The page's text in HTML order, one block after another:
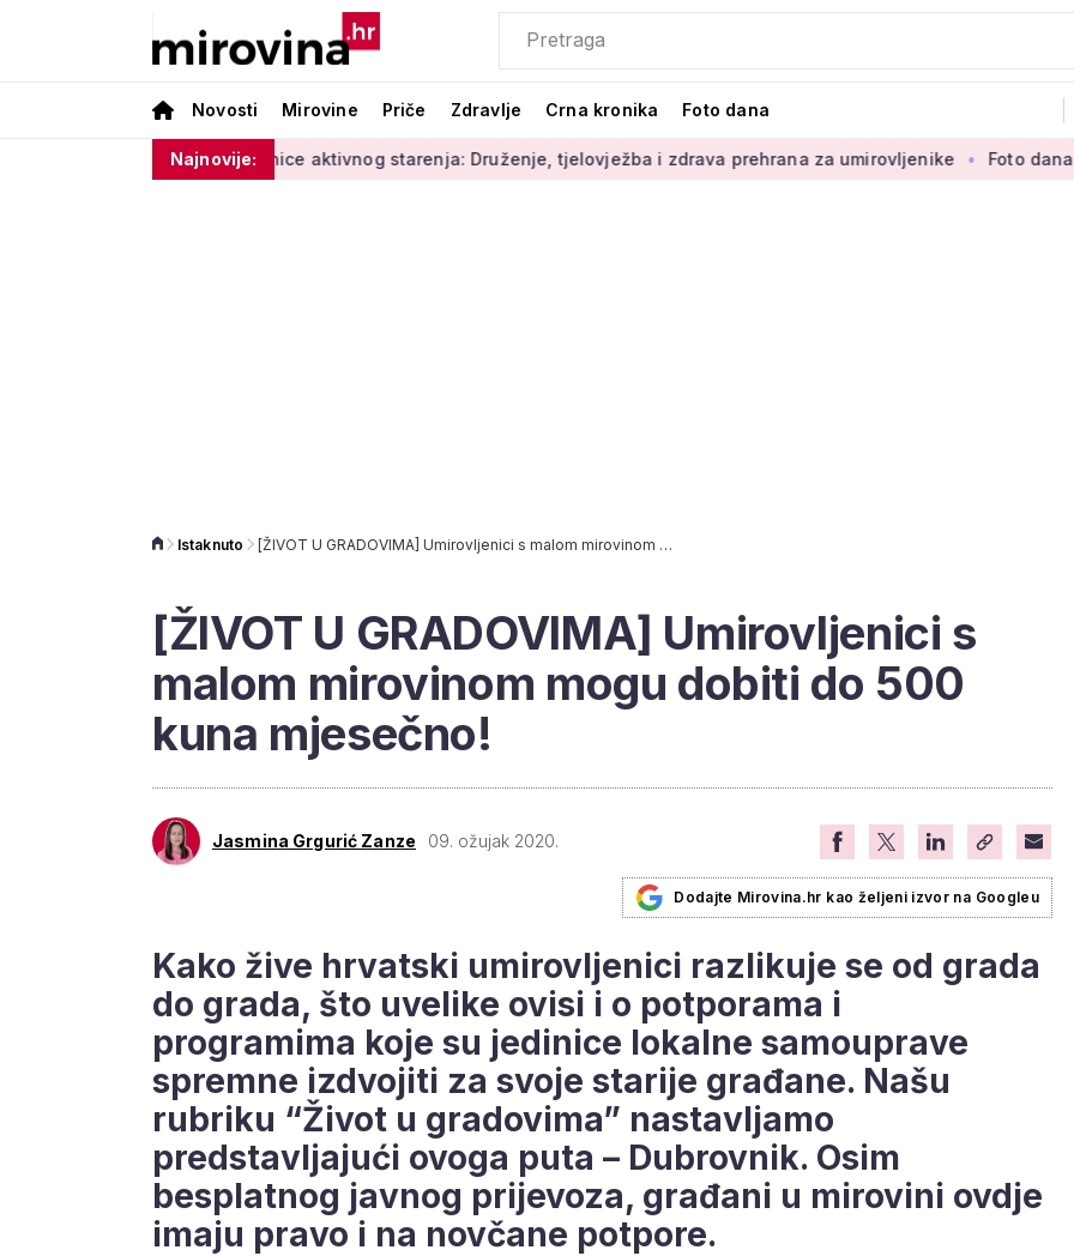
Novosti Mirovine Priče Zdravlje Crna kronika Foto dana
Najnovije:
Radionice aktivnog starenja: Druženje, tjelovježba i zdrava prehrana za umirovljenike Foto dana: 'Najljepši
Istaknuto [ŽIVOT U GRADOVIMA] Umirovljenici s malom mirovinom mogu dobiti do 500 kuna mjesečno!
[ŽIVOT U GRADOVIMA] Umirovljenici s
malom mirovinom mogu dobiti do 500
kuna mjesečno!
Jasmina Grgurić Zanze 09. ožujak 2020.
Dodajte Mirovina.hr kao željeni izvor na Googleu
Kako žive hrvatski umirovljenici razlikuje se od grada
do grada, što uvelike ovisi i o potporama i
programima koje su jedinice lokalne samouprave
spremne izdvojiti za svoje starije građane. Našu
rubriku “Život u gradovima” nastavljamo
predstavljajući ovoga puta – Dubrovnik. Osim
besplatnog javnog prijevoza, građani u mirovini ovdje
imaju pravo i na novčane potpore.